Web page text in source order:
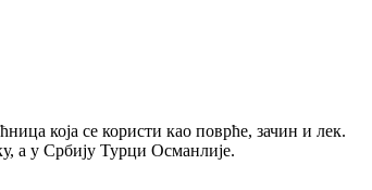
која се користи као поврће, зачин и лек.
а у Србију Турци Османлије.